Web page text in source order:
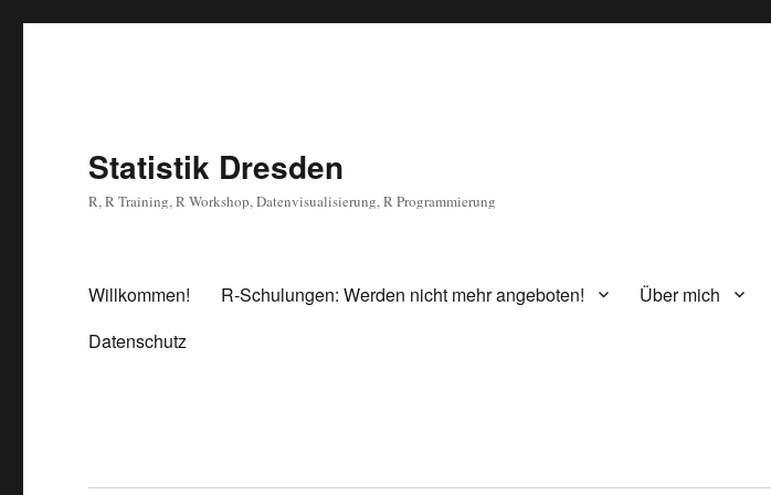
Statistik Dresden
R, R Training, R Workshop, Datenvisualisierung, R Programmierung
Willkommen! R-Schulungen: Werden nicht mehr angeboten! Über mich
Datenschutz